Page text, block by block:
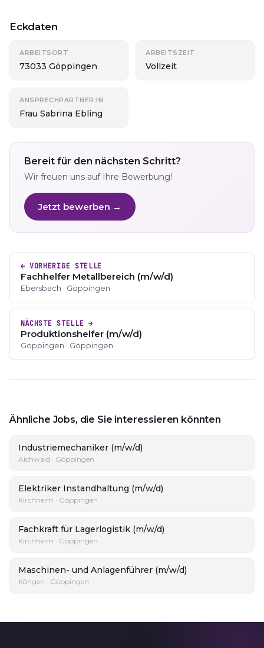
Eckdaten
ARBEITSORT
73033 Göppingen
ARBEITSZEIT
Vollzeit
ANSPRECHPARTNER:IN
Frau Sabrina Ebling
Bereit für den nächsten Schritt?
Wir freuen uns auf Ihre Bewerbung!
Jetzt bewerben →
← VORHERIGE STELLE
Fachhelfer Metallbereich (m/w/d)
Ebersbach · Göppingen
NÄCHSTE STELLE →
Produktionshelfer (m/w/d)
Göppingen · Göppingen
Ähnliche Jobs, die Sie interessieren könnten
Industriemechaniker (m/w/d)
Aichwald · Göppingen
Elektriker Instandhaltung (m/w/d)
Kirchheim · Göppingen
Fachkraft für Lagerlogistik (m/w/d)
Kirchheim · Göppingen
Maschinen- und Anlagenführer (m/w/d)
Köngen · Göppingen